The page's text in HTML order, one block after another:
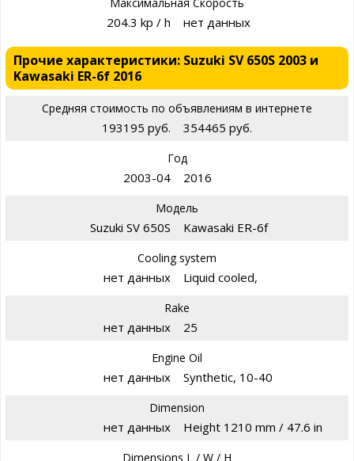
204.3 kp / h нет данных
Прочие характеристики: Suzuki SV 650S 2003 и
Kawasaki ER-6f 2016
Средняя стоимость по объявлениям в интернете
193195 руб. 354465 руб.
Год
2003-04 2016
Модель
Suzuki SV 650S Kawasaki ER-6f
Cooling system
нет данных Liquid cooled,
Rake
нет данных 25
Engine Oil
нет данных Synthetic, 10-40
Dimension
нет данных Height 1210 mm / 47.6 in
Dimensions L / W / H